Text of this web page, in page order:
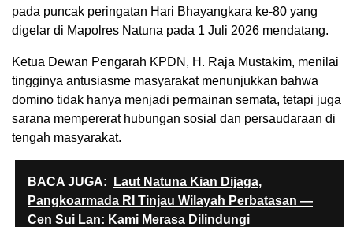
pada puncak peringatan Hari Bhayangkara ke-80 yang
digelar di Mapolres Natuna pada 1 Juli 2026 mendatang.
Ketua Dewan Pengarah KPDN, H. Raja Mustakim, menilai
tingginya antusiasme masyarakat menunjukkan bahwa
domino tidak hanya menjadi permainan semata, tetapi juga
sarana mempererat hubungan sosial dan persaudaraan di
tengah masyarakat.
BACA JUGA:
Laut Natuna Kian Dijaga,
Pangkoarmada RI Tinjau Wilayah Perbatasan —
Cen Sui Lan: Kami Merasa Dilindungi